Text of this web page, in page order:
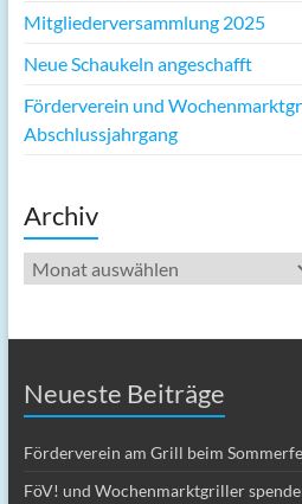
Mitgliederversammlung 2025
Neue Schaukeln angeschafft
Förderverein und
Abschlussjahrgang
Archiv
Archiv
Neueste Beiträge
Förderverein am Grill beim
FöV! und Wochenmarktgriller